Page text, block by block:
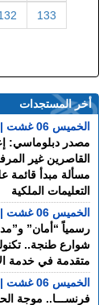
133
أخر المستجدات
الخميس 06 غشت | 23:12
مصدر دبلوماسي:
القاصرين غير
مسألة مبدأ قائمة
التعليمات الملكية
الخميس 06 غشت | 22:12
رسمياً “أمان”
شوارع طنجة..
متقدمة في خدمة
الخميس 06 غشت | 21:01
فرنســـا.. موجة